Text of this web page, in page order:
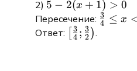
\quad
\Rightarrow
\quad x
2) 5 - 2(x + 1)
> 0 \quad
\Rightarrow
5 − 2(x + 1) > 0
Пересечение: 4
3 ≤ x
Ответ:
\left[\frac{3}
4
3 ; 2
3 ).